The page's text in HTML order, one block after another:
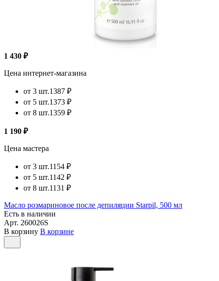
1 430 ₽
Цена интернет-магазина
от 3 шт.1387 ₽
от 5 шт.1373 ₽
от 8 шт.1359 ₽
1 190 ₽
Цена мастера
от 3 шт.1154 ₽
от 5 шт.1142 ₽
от 8 шт.1131 ₽
Масло розмариновое после депиляции Starpil, 500 мл
Есть в наличии
Арт. 260026S
В корзину В корзине